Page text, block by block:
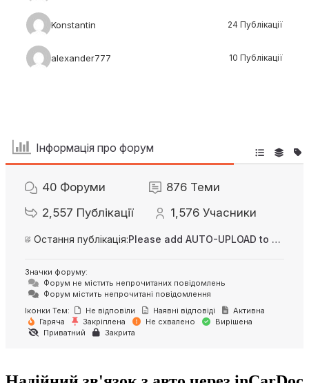
Konstantin 24 Публікації
alexander777 10 Публікації
Інформація про форум
40 Форуми 876 Теми
2,557 Публікації 1,576 Учасники
Остання публікація: Please add AUTO-UPLOAD to server option + 2FA/MFA
Значки форуму:
Форум не містить непрочитаних повідомлень
Форум містить непрочитані повідомлення
Іконки Тем:
Не відповіли Наявні відповіді
Активна
Гаряча
Закріплена Не схвалено
Вирішена
Приватний
Закрита